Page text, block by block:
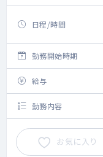
日程/時間
勤務開始時期
給与
勤務内容
お気に入り